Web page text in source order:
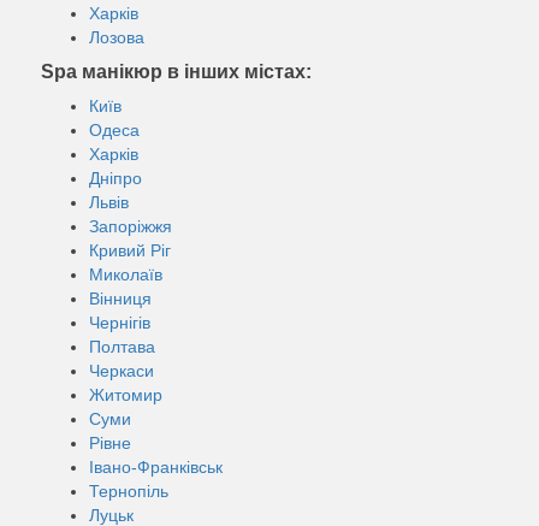
Харків
Лозова
Spa манікюр в інших містах:
Київ
Одеса
Харків
Дніпро
Львів
Запоріжжя
Кривий Ріг
Миколаїв
Вінниця
Чернігів
Полтава
Черкаси
Житомир
Суми
Рівне
Івано-Франківськ
Тернопіль
Луцьк